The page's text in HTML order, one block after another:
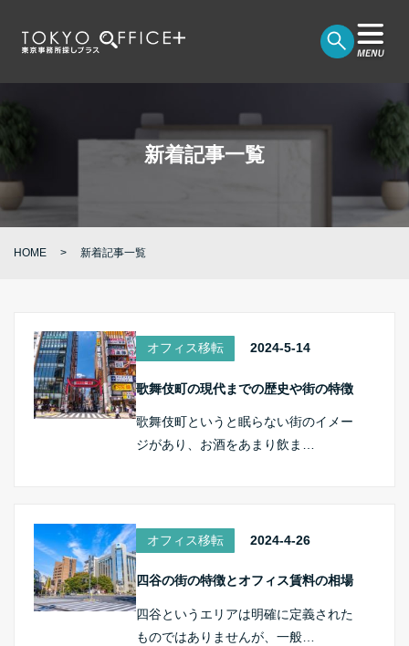
新着記事一覧
HOME 新着記事一覧
オフィス移転 2024-5-14
歌舞伎町の現代までの歴史や街の特徴
歌舞伎町というと眠らない街のイメー
ジがあり、お酒をあまり飲ま…
オフィス移転 2024-4-26
四谷の街の特徴とオフィス賃料の相場
四谷というエリアは明確に定義された
ものではありませんが、一般…